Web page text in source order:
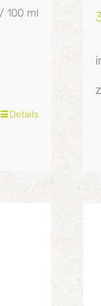
/ 100 ml
Details